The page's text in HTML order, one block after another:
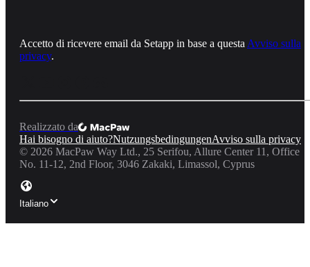
Accetto di ricevere email da Setapp in base a questa Avviso sulla
privacy.
Realizzato da
Hai bisogno di aiuto?NutzungsbedingungenAvviso sulla privacy
© 2026 MacPaw Way Ltd., 25 Serifou, Allure Center 11, Office
No. 11-12, 2nd Floor, 3046 Zakaki, Limassol, Cyprus
Italiano